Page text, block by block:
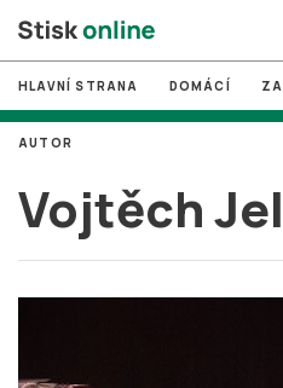
# MUNI
# Brno
# volby
HLAVNÍ STRANA DOMÁCÍ
Vojtěch
AUTOR